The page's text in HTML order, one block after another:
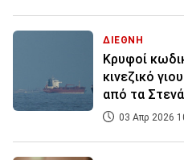
ΔΙΕΘΝΗ
Κρυφοί
κινεζικό
από τα
03 Απρ 2026